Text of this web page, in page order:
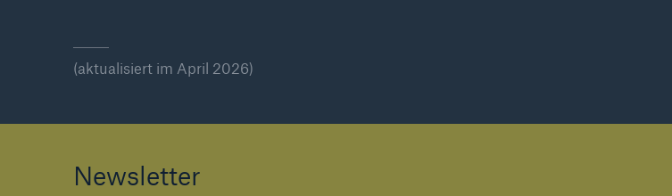
(aktualisiert im April 2026)
Newsletter